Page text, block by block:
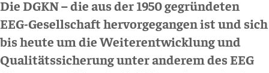
Die DGKN – die aus der 1950 gegründeten
EEG-Gesellschaft hervorgegangen ist und sich
bis heute um die Weiterentwicklung und
Qualitätssicherung unter anderem des EEG